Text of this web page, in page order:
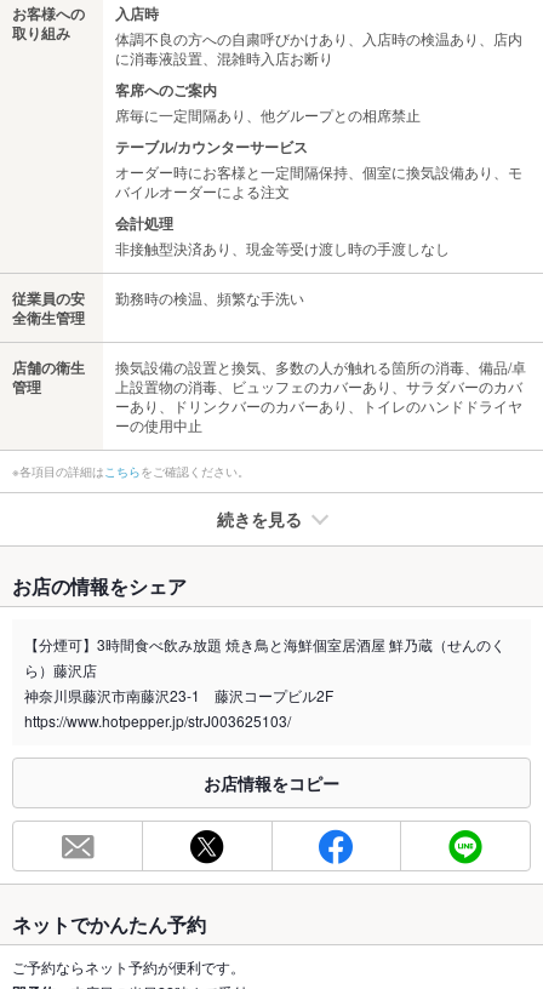
お客様への
取り組み
入店時
体調不良の方への自粛呼びかけあり、入店時の検温あり、店内
に消毒液設置、混雑時入店お断り
客席へのご案内
席毎に一定間隔あり、他グループとの相席禁止
テーブル/カウンターサービス
オーダー時にお客様と一定間隔保持、個室に換気設備あり、モ
バイルオーダーによる注文
会計処理
非接触型決済あり、現金等受け渡し時の手渡しなし
従業員の安
全衛生管理
勤務時の検温、頻繁な手洗い
店舗の衛生
管理
換気設備の設置と換気、多数の人が触れる箇所の消毒、備品/卓
上設置物の消毒、ビュッフェのカバーあり、サラダバーのカバ
ーあり、ドリンクバーのカバーあり、トイレのハンドドライヤ
ーの使用中止
※各項目の詳細は こちらをご確認ください。
続きを見る
禁煙・喫煙 分煙（仕切りあり）
喫煙専用室 なし
※2020年4月1日～受動喫煙対策に関する法律が施行されています。正しい情報はお店へお問い
合わせください。
お席
総席数
ります！)
最大宴会収
容人数
70人(全70席ご用意しております！藤沢エリアでの大型宴会に
おすすめ◎)
個室
あり ：ゆったりお寛ぎいただける個室席を多数ご用意しており
ます！各種宴会におすすめの個室となっております！
お店の情報をシェア
【分煙可】3時間食べ飲み放題 焼き鳥と海鮮個室居酒屋 鮮乃蔵（せんのく
ら）藤沢店
神奈川県藤沢市南藤沢23-1 藤沢コープビル2F
https://www.hotpepper.jp/strJ003625103/
お店情報をコピー
ネットでかんたん予約
ご予約ならネット予約が便利です。